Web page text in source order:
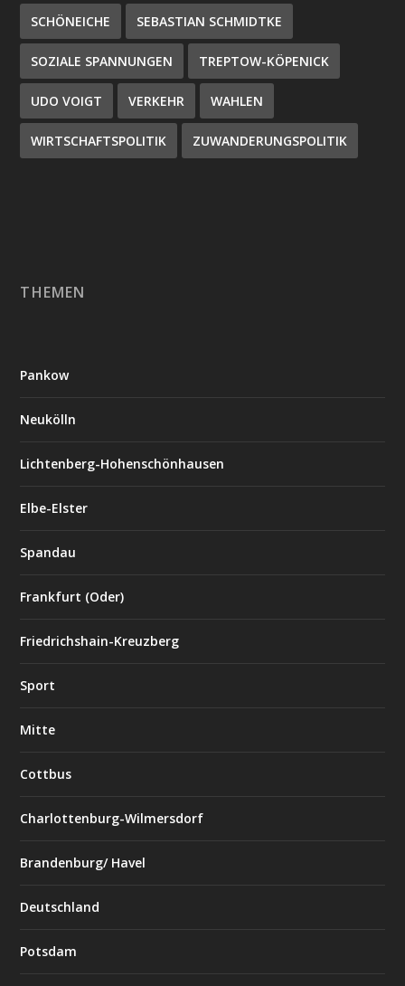
SCHÖNEICHE SEBASTIAN SCHMIDTKE
SOZIALE SPANNUNGEN TREPTOW-KÖPENICK
UDO VOIGT VERKEHR WAHLEN
WIRTSCHAFTSPOLITIK ZUWANDERUNGSPOLITIK
THEMEN
Pankow
Neukölln
Lichtenberg-Hohenschönhausen
Elbe-Elster
Spandau
Frankfurt (Oder)
Friedrichshain-Kreuzberg
Sport
Mitte
Cottbus
Charlottenburg-Wilmersdorf
Brandenburg/ Havel
Deutschland
Potsdam